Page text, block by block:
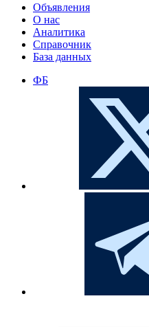
Объявления
О нас
Аналитика
Справочник
База данных
ФБ